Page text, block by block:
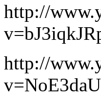
http://
http://